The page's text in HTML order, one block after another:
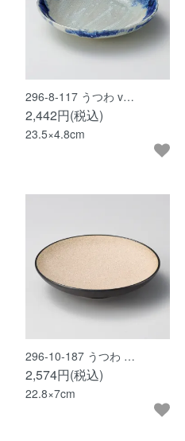
296-8-117 うつわ v…
2,442円(税込)
23.5×4.8cm
296-10-187 うつわ …
2,574円(税込)
22.8×7cm